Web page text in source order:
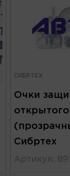
СИБРТЕХ
Очки
Сибртех
Артикул :